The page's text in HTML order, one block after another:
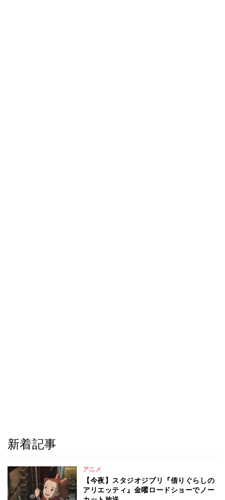
新着記事
アニメ
【今夜】スタジオジブリ『借りぐらしの
アリエッティ』金曜ロードショーでノー